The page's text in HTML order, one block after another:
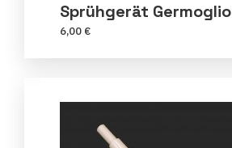
Sprühgerät Germoglio
6,00 €